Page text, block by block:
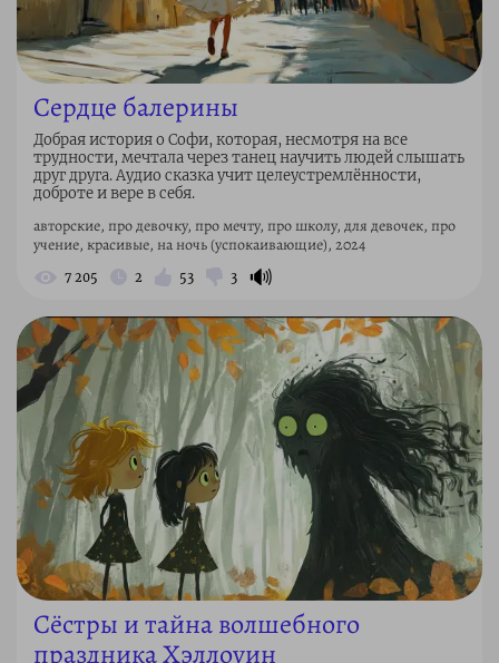
Сердце балерины
Добрая история о Софи, которая, несмотря на все
трудности, мечтала через танец научить людей слышать
друг друга. Аудио сказка учит целеустремлённости,
доброте и вере в себя.
авторские, про девочку, про мечту, про школу, для девочек, про
учение, красивые, на ночь (успокаивающие), 2024
7 205 2 53 3 🔊
Сёстры и тайна волшебного
праздника Хэллоуин